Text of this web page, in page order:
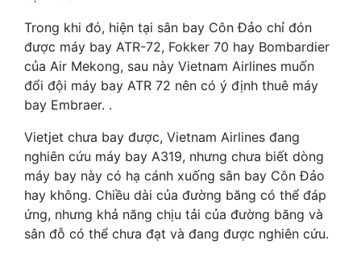
Trong khi đó, hiện tại sân bay Côn Đảo chỉ đón
được máy bay ATR-72, Fokker 70 hay Bombardier
của Air Mekong, sau này Vietnam Airlines muốn
đổi đội máy bay ATR 72 nên có ý định thuê máy
bay Embraer. .
Vietjet chưa bay được, Vietnam Airlines đang
nghiên cứu máy bay A319, nhưng chưa biết dòng
máy bay này có hạ cánh xuống sân bay Côn Đảo
hay không. Chiều dài của đường băng có thể đáp
ứng, nhưng khả năng chịu tải của đường băng và
sân đỗ có thể chưa đạt và đang được nghiên cứu.